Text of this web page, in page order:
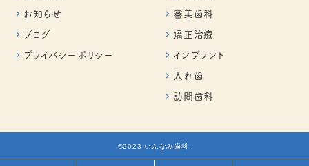
お知らせ
ブログ
プライバシーポリシー
審美歯科
矯正治療
インプラント
入れ歯
訪問歯科
©2023 いんなみ歯科.